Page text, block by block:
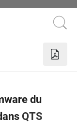
du
QTS